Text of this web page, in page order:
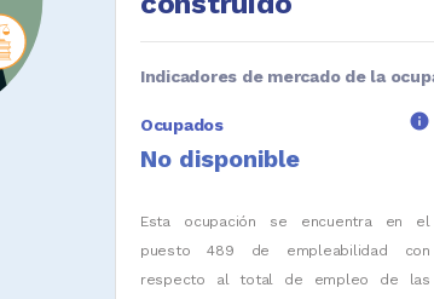
Indicadores de mercado de la
Ocupados info
No disponible
Esta ocupación se encuentra en el
puesto 489 de empleabilidad con
respecto al total de empleo de las